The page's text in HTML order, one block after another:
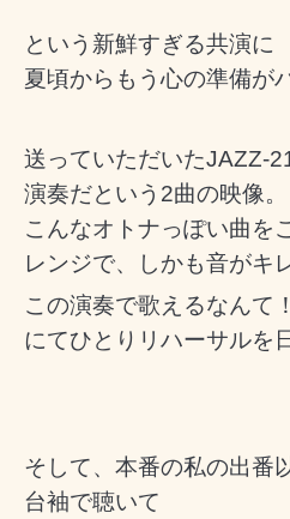
という新鮮すぎる共演に
夏頃からもう心の準備が
送っていただいたJAZZ-
演奏だという2曲の映像。
こんなオトナっぽい曲を
レンジで、しかも音がキ
この演奏で歌えるなんて
にてひとりリハーサルを
そして、本番の私の出番
台袖で聴いて